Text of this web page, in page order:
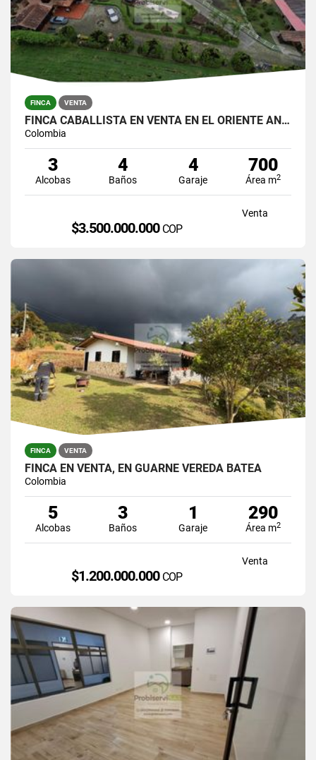
FINCA VENTA
FINCA CABALLISTA EN VENTA EN EL ORIENTE ANTIOQUEÑO.
Colombia
3
Alcobas
4
Baños
4
Garaje
700
Área m2
Venta
$3.500.000.000 COP
FINCA VENTA
FINCA EN VENTA, EN GUARNE VEREDA BATEA
Colombia
5
Alcobas
3
Baños
1
Garaje
290
Área m2
Venta
$1.200.000.000 COP